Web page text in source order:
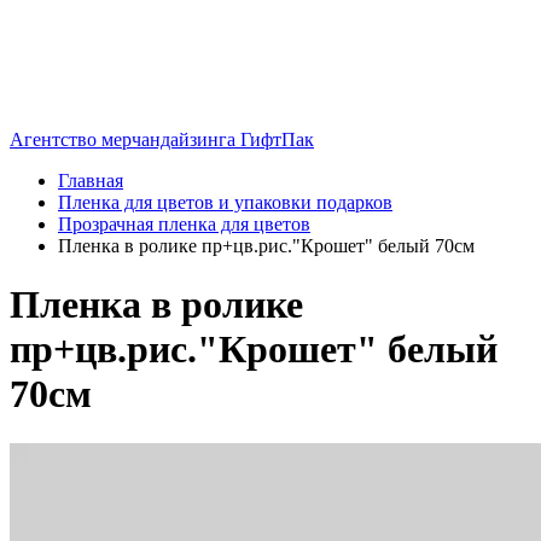
Агентство мерчандайзинга ГифтПак
Главная
Пленка для цветов и упаковки подарков
Прозрачная пленка для цветов
Пленка в ролике пр+цв.рис."Крошет" белый 70см
Пленка в ролике
пр+цв.рис."Крошет" белый
70см